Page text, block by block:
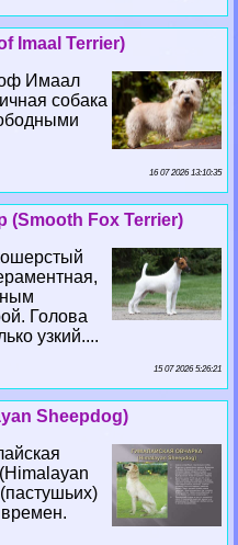
Imaal Terrier)
Имаал
собака
16 07 2026 13:10:35
(Smooth Fox Terrier)
Голова
узкий....
15 07 2026 5:26:21
Sheepdog)